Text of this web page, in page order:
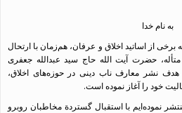
به نام خدا
در سال ۱۳۹۱ به توصیه برخی از اساتید اخلاق و عرفان، هم‌زمان با ارتحال
حضرت آیت الله حاج سید عبدالله جعفری
نشر معارف ناب دینی در حوزه‌های اخلاق،
خود را آغاز نموده است.
نموده‌ایم با استقبال گستردة مخاطبان روبرو